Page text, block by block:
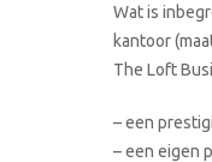
Wat is
kantoor
The Loft
– een
– een eigen